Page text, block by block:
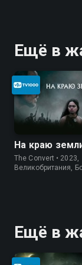
Ещё в
На краю
The Convert • 2023,
Великобритания,
Ещё в